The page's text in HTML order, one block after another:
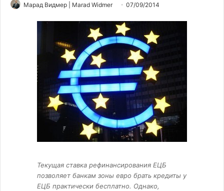
Марад Видмер | Marad Widmer 07/09/2014
Текущая ставка рефинансирования ЕЦБ
позволяет банкам зоны евро брать кредиты у
ЕЦБ практически бесплатно. Однако,